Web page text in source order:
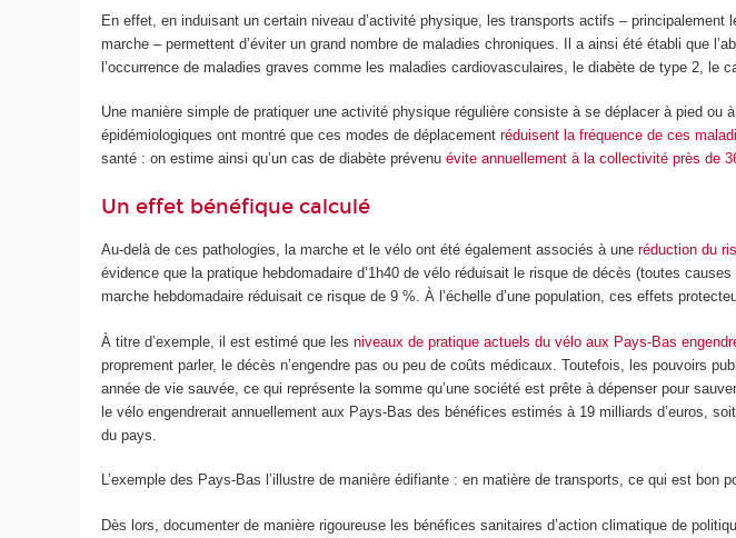
En effet, en induisant un certain niveau d’activité physique, les transports actifs – principalement
marche – permettent d’éviter un grand nombre de maladies chroniques. Il a ainsi été établi que
l’occurrence de maladies graves comme les maladies cardiovasculaires, le diabète de type 2, le
Une manière simple de pratiquer une activité physique régulière consiste à se déplacer à pied ou
épidémiologiques ont montré que ces modes de déplacementréduisent la fréquence de ces
santé : on estime ainsi qu’un cas de diabète prévenuévite annuellement à la collectivité près de
Un effet bénéfique calculé
Au-delà de ces pathologies, la marche et le vélo ont été également associés à uneréduction du
évidence que la pratique hebdomadaire d’1h40 de vélo réduisait le risque de décès (toutes
marche hebdomadaire réduisait ce risque de 9 %. À l’échelle d’une population, ces effets
À titre d’exemple, il est estimé que lesniveaux de pratique actuels du vélo aux Pays-Bas
proprement parler, le décès n’engendre pas ou peu de coûts médicaux. Toutefois, les pouvoirs
année de vie sauvée, ce qui représente la somme qu’une société est prête à dépenser pour
le vélo engendrerait annuellement aux Pays-Bas des bénéfices estimés à 19 milliards d’euros,
du pays.
L’exemple des Pays-Bas l’illustre de manière édifiante : en matière de transports, ce qui est bon
Dès lors, documenter de manière rigoureuse les bénéfices sanitaires d’action climatique de